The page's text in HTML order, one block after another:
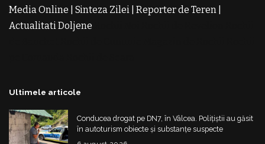
Media Online
Sinteza Zilei Reporter de Teren
Actualitati Doljene
Ultimele articole
Conducea drogat pe DN7, în Vâlcea. Polițiștii au găsit
în autoturism obiecte și substanțe suspecte